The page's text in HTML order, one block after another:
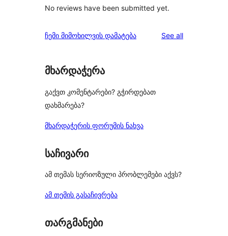
No reviews have been submitted yet.
ჩემი მიმოხილვის დამატება See allreviews
მხარდაჭერა
გაქვთ კომენტარები? გჭირდებათ
დახმარება?
მხარდაჭერის ფორუმის ნახვა
საჩივარი
ამ თემას სერიოზული პრობლემები აქვს?
ამ თემის გასაჩივრება
თარგმანები